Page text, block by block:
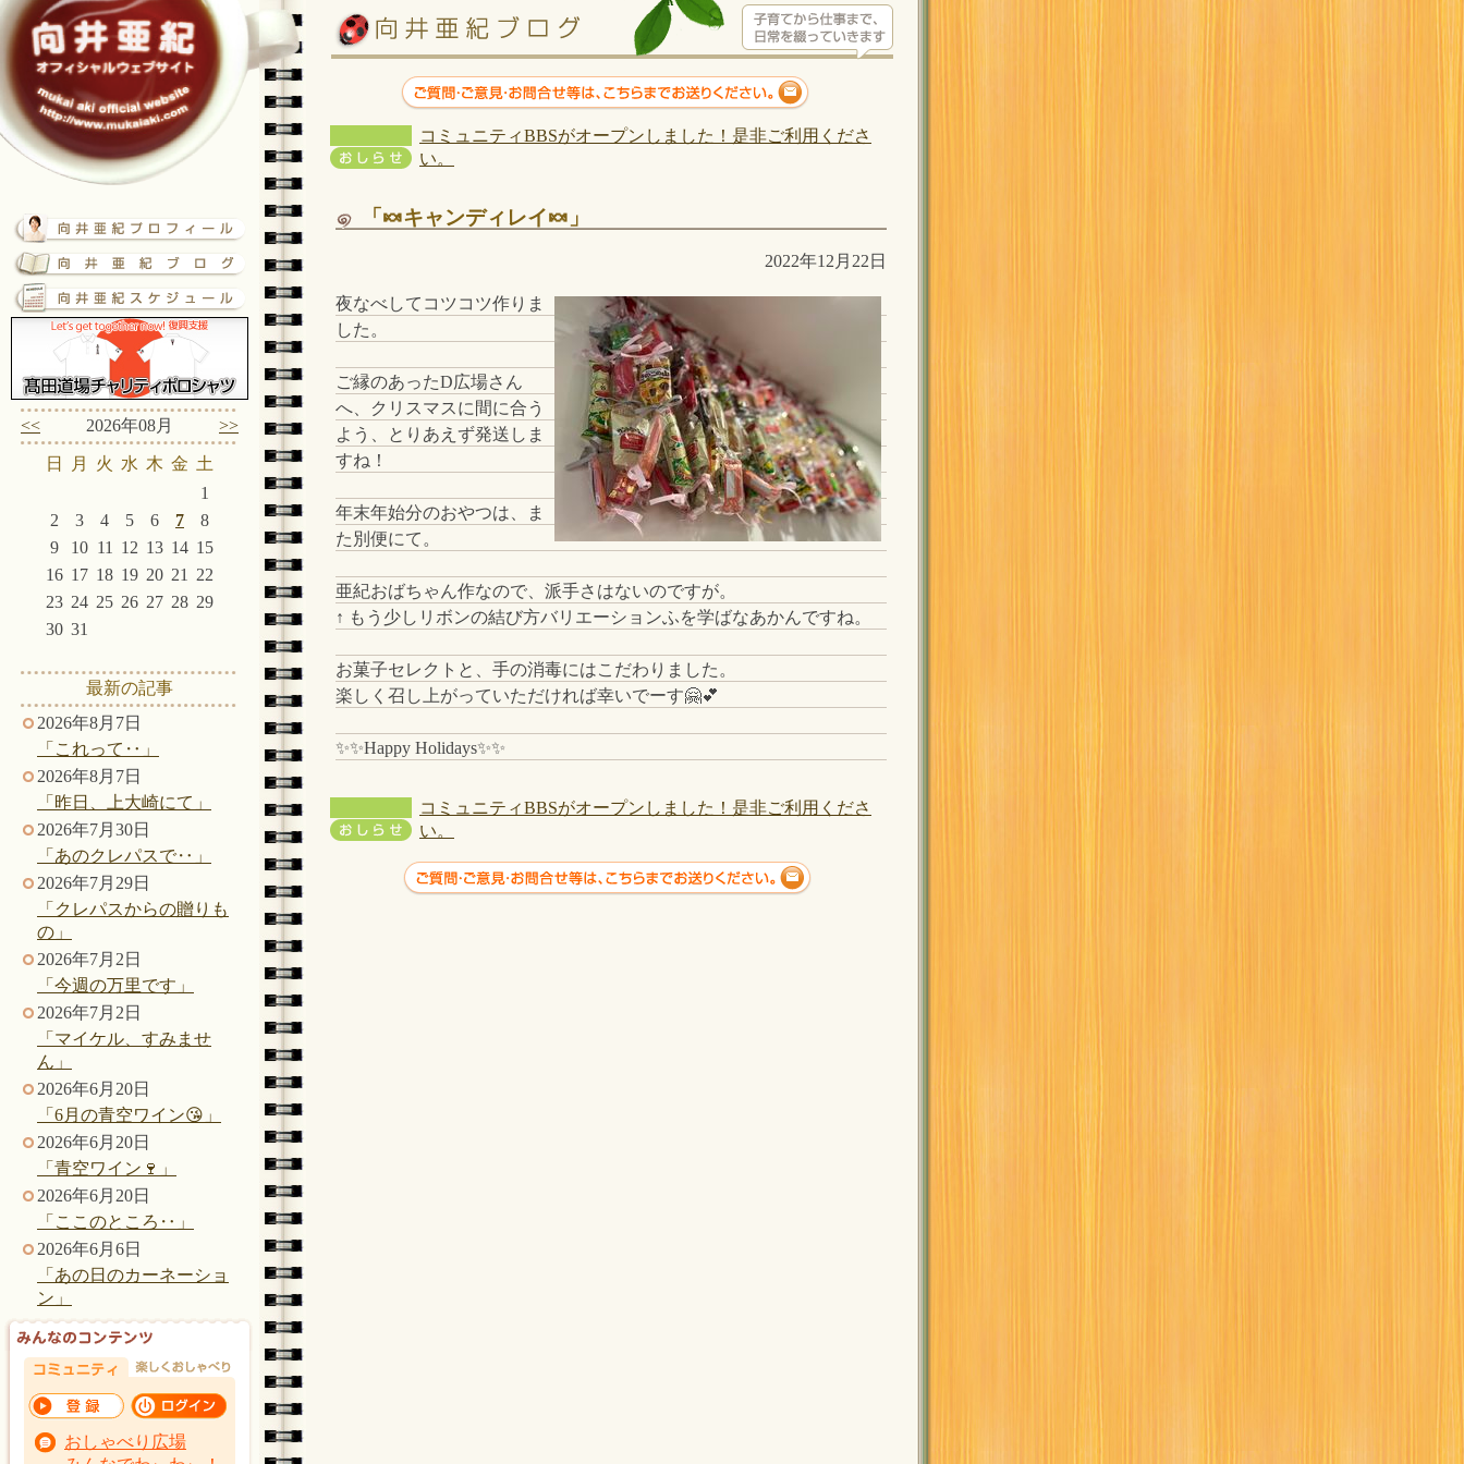
<< 2026年08月 >>
日 月 火 水 木 金 土
1
2
3 4 5 6 7
8
9
10 11 12 13 14 15
16 17 18 19 20 21
22
23 24 25 26 27 28 29
30 31
最新の記事
2026年8月7日
「これって‥」
2026年8月7日
「昨日、上大崎にて」
2026年7月30日
「あのクレパスで‥」
2026年7月29日
「クレパスからの贈りも
の」
2026年7月2日
「今週の万里です」
2026年7月2日
「マイケル、すみませ
ん」
2026年6月20日
「6月の青空ワイン😘」
2026年6月20日
「青空ワイン🍷」
2026年6月20日
「ここのところ‥」
2026年6月6日
「あの日のカーネーショ
ン」
おしゃべり広場
コミュニティBBSがオープンしました！是非ご利用くださ
い。
「🍬キャンディレイ🍬」
2022年12月22日
夜なべしてコツコツ作りま
した。
ご縁のあったD広場さん
へ、クリスマスに間に合う
よう、とりあえず発送しま
すね！
年末年始分のおやつは、ま
た別便にて。
亜紀おばちゃん作なので、派手さはないのですが。
↑ もう少しリボンの結び方バリエーションふを学ばなあかんですね。
お菓子セレクトと、手の消毒にはこだわりました。
楽しく召し上がっていただければ幸いでーす🤗💕
✨✨Happy Holidays✨✨
コミュニティBBSがオープンしました！是非ご利用くださ
い。